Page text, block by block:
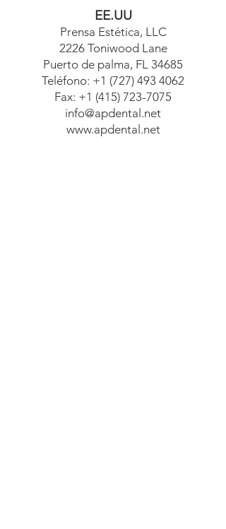
EE.UU
Prensa Estética, LLC
2226 Toniwood Lane
Puerto de palma, FL 34685
Teléfono: +1 (727) 493 4062
Fax: +1 (415) 723-7075
info@apdental.net
www.apdental.net